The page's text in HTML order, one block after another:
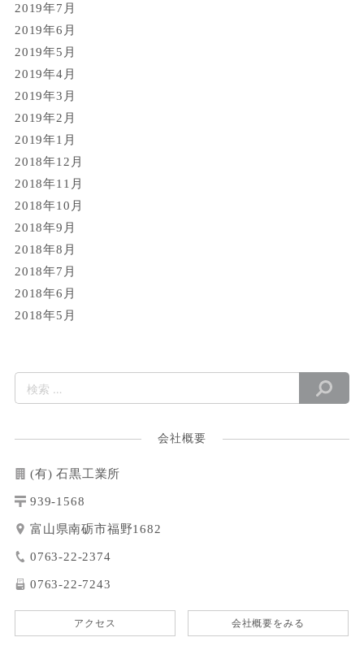
2019年7月
2019年6月
2019年5月
2019年4月
2019年3月
2019年2月
2019年1月
2018年12月
2018年11月
2018年10月
2018年9月
2018年8月
2018年7月
2018年6月
2018年5月
会社概要
(有) 石黒工業所
939-1568
富山県南砺市福野1682
0763-22-2374
0763-22-7243
アクセス 会社概要をみる